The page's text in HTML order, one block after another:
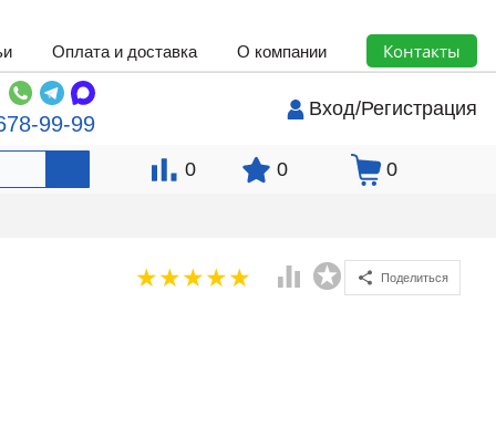
Оплата и доставка О компании Контакты
99-99
Вход/Регистрация
0 0 0
Поделиться